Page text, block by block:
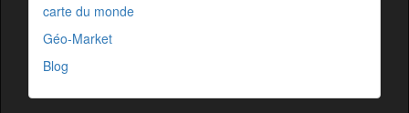
carte du monde
Géo-Market
Blog